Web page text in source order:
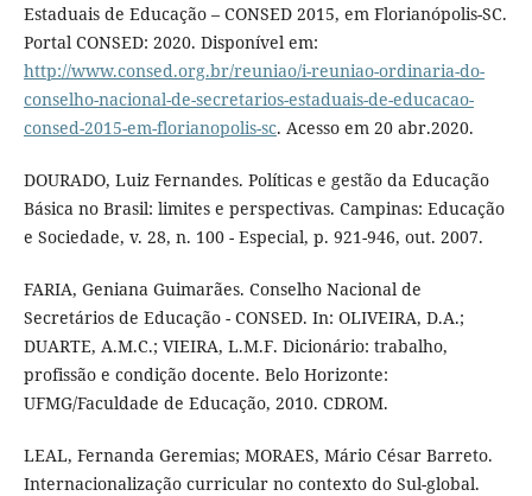
Estaduais de Educação – CONSED 2015, em Florianópolis-SC.
Portal CONSED: 2020. Disponível em:
http://www.consed.org.br/reuniao/i-reuniao-ordinaria-do-
conselho-nacional-de-secretarios-estaduais-de-educacao-
consed-2015-em-florianopolis-sc. Acesso em 20 abr.2020.
DOURADO, Luiz Fernandes. Políticas e gestão da Educação
Básica no Brasil: limites e perspectivas. Campinas: Educação
e Sociedade, v. 28, n. 100 - Especial, p. 921-946, out. 2007.
FARIA, Geniana Guimarães. Conselho Nacional de
Secretários de Educação - CONSED. In: OLIVEIRA, D.A.;
DUARTE, A.M.C.; VIEIRA, L.M.F. Dicionário: trabalho,
profissão e condição docente. Belo Horizonte:
UFMG/Faculdade de Educação, 2010. CDROM.
LEAL, Fernanda Geremias; MORAES, Mário César Barreto.
Internacionalização curricular no contexto do Sul-global.